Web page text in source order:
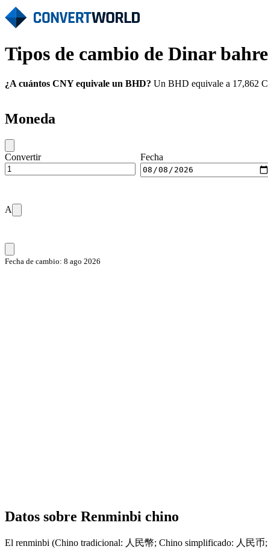
Tipos de cambio de Dinar
¿A cuántos CNY equivale un BHD? Un BHD equivale a 17,862
Moneda
Convertir Fecha
A
Fecha de cambio: 8 ago 2026
Datos sobre Renminbi chino
El renminbi (Chino tradicional: 人民幣; Chino simplificado: 人民币